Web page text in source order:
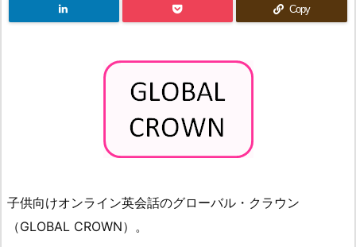
Copy
子供向けオンライン英会話のグローバル・クラウン
（GLOBAL CROWN）。